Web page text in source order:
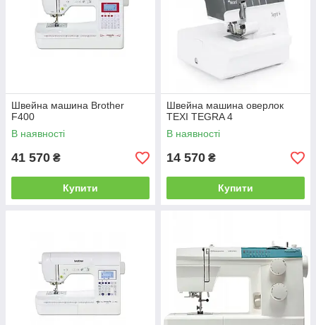
Швейна машина Brother
F400
В наявності
41 570 ₴
Купити
Швейна машина оверлок
TEXI TEGRA 4
В наявності
14 570 ₴
Купити